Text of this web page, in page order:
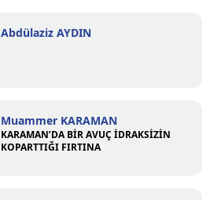
Abdülaziz AYDIN
Muammer KARAMAN
KARAMAN’DA BİR AVUÇ İDRAKSİZİN
KOPARTTIĞI FIRTINA